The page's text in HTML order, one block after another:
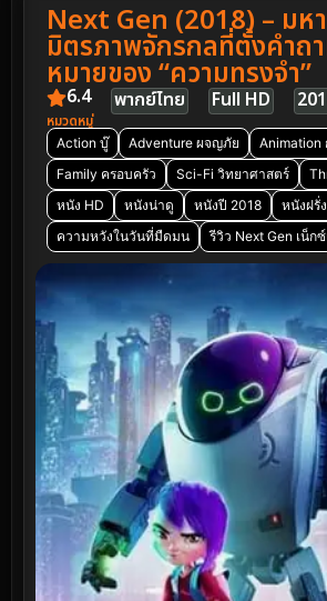
Next Gen (2018) – มห
มิตรภาพจักรกลที่ตั้งคำถ
หมายของ “ความทรงจำ”
6.4 พากย์ไทย Full HD
หมวดหมู่
Action บู๊ Adventure ผจญภัย
Animation
Family ครอบครัว
Sci-Fi วิทยาศาสตร์
หนัง HD
หนังน่าดู หนังปี 2018
หนังฝรั่ง
ความหวังในวันที่มืดมน
รีวิว Next Gen เน็ก